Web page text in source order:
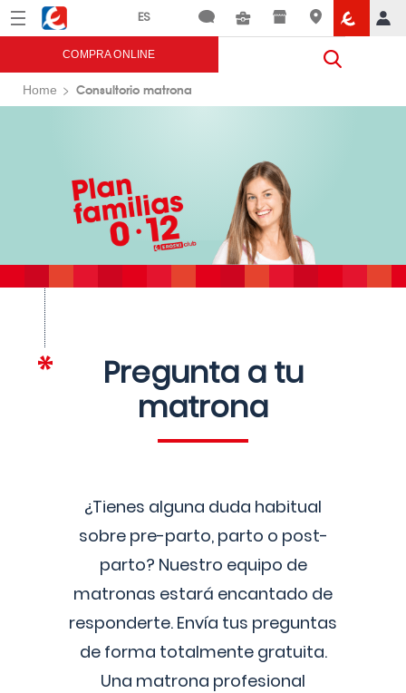
Menú Eroski
COMPRA ONLINE
Home Consultorio matrona
Pregunta a tu
matrona
¿Tienes alguna duda habitual
sobre pre-parto, parto o post-
parto? Nuestro equipo de
matronas estará encantado de
responderte. Envía tus preguntas
de forma totalmente gratuita.
Una matrona profesional